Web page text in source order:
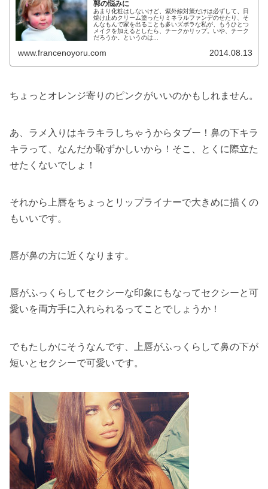
郭の悩みに
あまり化粧はしないけど、紫外線対策だけは必ずして、日
焼け止めクリーム塗ったりミネラルファンデのせたり、そ
んなもんで家を出ることも多いズボラな私が、もうひとつ
メイクを加えるとしたら、チークかリップ。いや、チーク
だろうか。というのは...
www.francenoyoru.com 2014.08.13
ちょっとオレンジ寄りのピンクがいいのかもしれません。
あ、ラメ入りはキラキラしちゃうからタブー！鼻の下キラ
キラって、なんだか恥ずかしいから！そこ、とくに際立た
せたくないでしょ！
それから上唇をちょっとリップライナーで大きめに描くの
もいいです。
唇が鼻の方に近くなります。
唇がふっくらしてセクシーな印象にもなってセクシーと可
愛いを両方手に入れられるってことでしょうか！
でもたしかにそうなんです、上唇がふっくらして鼻の下が
短いとセクシーで可愛いです。